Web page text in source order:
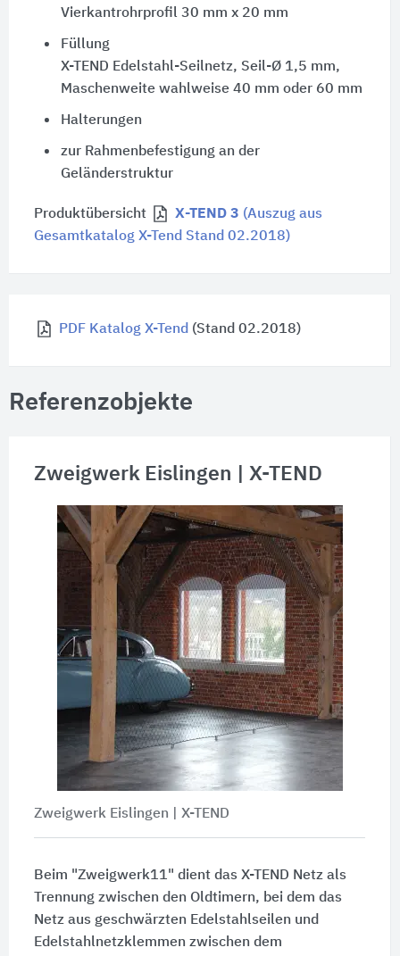
Vierkantrohrprofil 30 mm x 20 mm
Füllung
X-TEND Edelstahl-Seilnetz, Seil-Ø 1,5 mm,
Maschenweite wahlweise 40 mm oder60 mm
Halterungen
zur Rahmenbefestigung an der
Geländerstruktur
Produktübersicht X-TEND 3 (Auszug aus
Gesamtkatalog X-Tend Stand 02.2018)
PDF Katalog X-Tend(Stand 02.2018)
Referenzobjekte
Zweigwerk Eislingen | X-TEND
Zweigwerk Eislingen | X-TEND
Beim "Zweigwerk11" dient das X-TEND Netz als
Trennung zwischen den Oldtimern, bei dem das
Netz aus geschwärzten Edelstahlseilen und
Edelstahlnetzklemmen zwischen dem